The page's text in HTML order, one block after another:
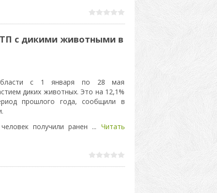
с дикими животными в
с 1 января по 28 мая
диких животных. Это на 12,1%
прошлого года, сообщили в
получили ранен ... Читать